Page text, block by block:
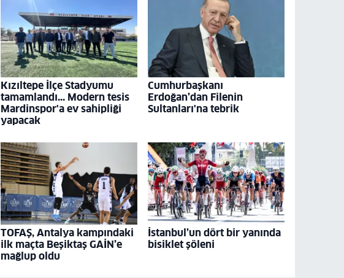
Kızıltepe İlçe Stadyumu
tamamlandı... Modern tesis
Mardinspor'a ev sahipliği
yapacak
Cumhurbaşkanı
Erdoğan’dan Filenin
Sultanları'na tebrik
TOFAŞ, Antalya kampındaki
ilk maçta Beşiktaş GAİN’e
mağlup oldu
İstanbul’un dört bir yanında
bisiklet şöleni